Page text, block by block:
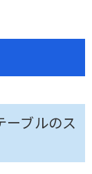
ブルのス